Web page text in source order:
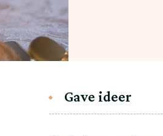
Gave ideer